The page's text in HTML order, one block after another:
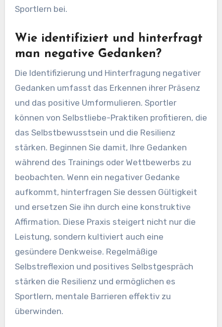
Sportlern bei.
Wie identifiziert und hinterfragt
man negative Gedanken?
Die Identifizierung und Hinterfragung negativer
Gedanken umfasst das Erkennen ihrer Präsenz
und das positive Umformulieren. Sportler
können von Selbstliebe-Praktiken profitieren, die
das Selbstbewusstsein und die Resilienz
stärken. Beginnen Sie damit, Ihre Gedanken
während des Trainings oder Wettbewerbs zu
beobachten. Wenn ein negativer Gedanke
aufkommt, hinterfragen Sie dessen Gültigkeit
und ersetzen Sie ihn durch eine konstruktive
Affirmation. Diese Praxis steigert nicht nur die
Leistung, sondern kultiviert auch eine
gesündere Denkweise. Regelmäßige
Selbstreflexion und positives Selbstgespräch
stärken die Resilienz und ermöglichen es
Sportlern, mentale Barrieren effektiv zu
überwinden.